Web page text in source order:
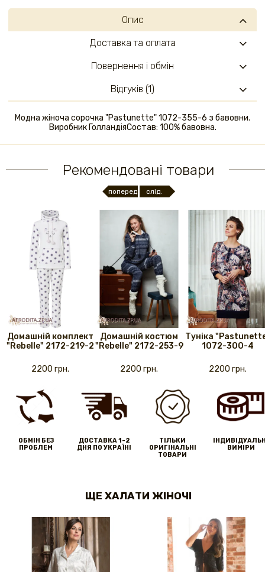
Опис
Модна жіноча сорочка "Pastunette" 1072-355-6 з бавовни.
Виробник ГолландіяСостав: 100% бавовна.
Доставка та оплата
Повернення і обмін
Відгуків (1)
Рекомендовані товари
поперед. слід.
Домашній комплект
"Rebelle" 2172-219-2
2200 грн.
Домашній костюм
"Rebelle" 2172-253-9
2200 грн.
Туніка
1072-300-4
2200 грн.
ОБМІН БЕЗ
ПРОБЛЕМ
ДОСТАВКА 1-2
ДНЯ ПО УКРАЇНІ
ТІЛЬКИ
ОРИГІНАЛЬНІ
ТОВАРИ
ВИМІРИ
ЩЕ ХАЛАТИ ЖІНОЧІ